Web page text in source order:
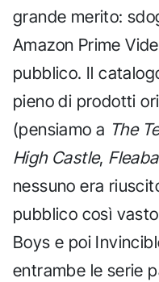
grande merito:
Amazon Prime
pubblico. Il
pieno di prodotti
(pensiamo a The
High Castle,
nessuno era
pubblico così
Boys e poi
entrambe le serie